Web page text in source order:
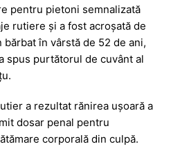
pentru pietoni semnalizată
rutiere şi a fost acroșată de
în vârstă de 52 de ani,
spus purtătorul de cuvânt al
a rezultat rănirea uşoară a
dosar penal pentru
corporală din culpă.